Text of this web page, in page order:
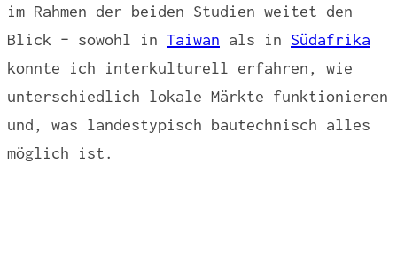
im Rahmen der beiden Studien weitet den
Blick – sowohl in Taiwan als in Südafrika
konnte ich interkulturell erfahren, wie
unterschiedlich lokale Märkte funktionieren
und, was landestypisch bautechnisch alles
möglich ist.